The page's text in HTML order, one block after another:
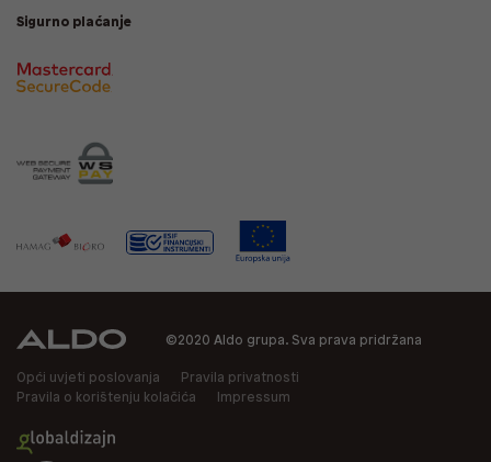
Sigurno plaćanje
©2020 Aldo grupa. Sva prava pridržana
Opći uvjeti poslovanja
Pravila privatnosti
Pravila o korištenju kolačića
Impressum